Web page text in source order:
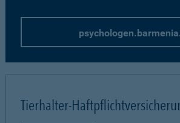
Tierhalter-